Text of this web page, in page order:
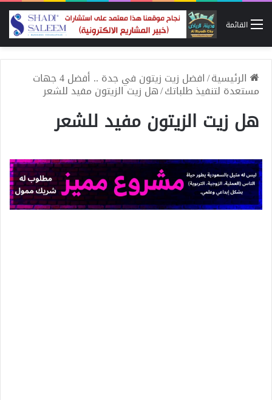
القائمة
الرئيسية/ افضل زيت زيتون في جدة .. أفضل 4 جهات
مستعدة لتنفيذ طلباتك/هل زيت الزيتون مفيد للشعر
هل زيت الزيتون مفيد للشعر